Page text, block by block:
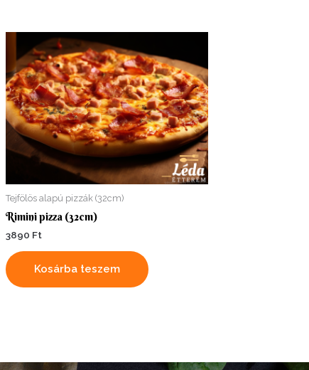
Tejfölös alapú pizzák (32cm)
Rimini pizza (32cm)
3890 Ft
Kosárba teszem